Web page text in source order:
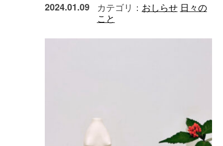
2024.01.09 カテゴリ： おしらせ 日々の
こと